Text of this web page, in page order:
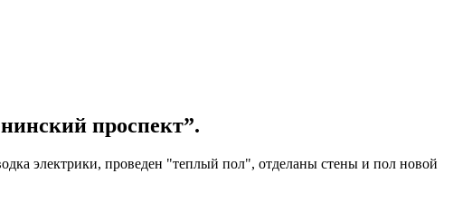
проспект”.
электрики, проведен "теплый пол", отделаны стены и пол новой